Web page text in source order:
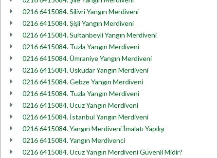
0216 6415084. Silivri Yangın Merdiveni
0216 6415084. Şişli Yangın Merdiveni
0216 6415084. Sultanbeyli Yangın Merdiveni
0216 6415084. Tuzla Yangın Merdiveni
0216 6415084. Ümraniye Yangın Merdiveni
0216 6415084. Üsküdar Yangın Merdiveni
0216 6415084. Gebze Yangın Merdiveni
0216 6415084. Tuzla Yangın Merdiveni
0216 6415084. Ucuz Yangın Merdiveni
0216 6415084. İstanbul Yangın Merdiveni
0216 6415084. Yangın Merdiveni İmalatı Yapılışı
0216 6415084. Yangın Merdivenci
0216 6415084. Ucuz Yangın Merdiveni Güvenli Midir?